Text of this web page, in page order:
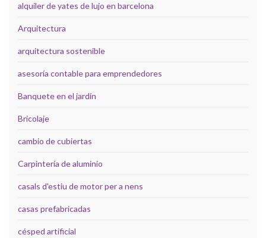
alquiler de yates de lujo en barcelona
Arquitectura
arquitectura sostenible
asesoría contable para emprendedores
Banquete en el jardín
Bricolaje
cambio de cubiertas
Carpintería de aluminio
casals d'estiu de motor per a nens
casas prefabricadas
césped artificial